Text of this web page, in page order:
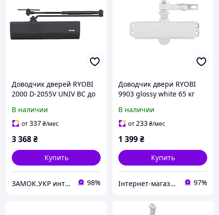
Доводчик дверей RYOBI
2000 D-2055V UNIV BC до
В наличии
от337₴/мес
3 368₴
Купить
ЗАМОК.УКР интернет-магазин замков и фурнитуры 98%
Доводчик двери RYOBI
9903 glossy white 65 кг
В наличии
от233₴/мес
1 399₴
Купить
Інтернет-магазин "Цифродім" 97%